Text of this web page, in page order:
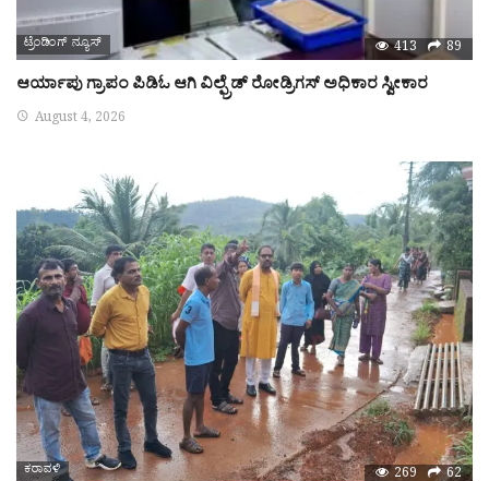
ಟ್ರೆಂಡಿಂಗ್ ನ್ಯೂಸ್ 413 89
ಆರ್ಯಾಪು ಗ್ರಾಪಂ ಪಿಡಿಓ ಆಗಿ ವಿಲ್ಫ್ರೆಡ್ ರೋಡ್ರಿಗಸ್ ಅಧಿಕಾರ ಸ್ವೀಕಾರ
August 4, 2026
ಕರಾವಳಿ 269 62